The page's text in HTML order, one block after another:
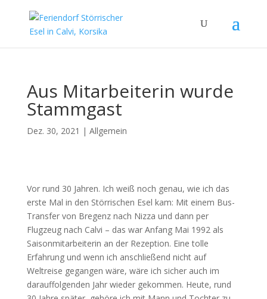
Aus Mitarbeiterin wurde
Stammgast
Dez. 30, 2021 | Allgemein
Vor rund 30 Jahren. Ich weiß noch genau, wie ich das
erste Mal in den Störrischen Esel kam: Mit einem Bus-
Transfer von Bregenz nach Nizza und dann per
Flugzeug nach Calvi – das war Anfang Mai 1992 als
Saisonmitarbeiterin an der Rezeption. Eine tolle
Erfahrung und wenn ich anschließend nicht auf
Weltreise gegangen wäre, wäre ich sicher auch im
darauffolgenden Jahr wieder gekommen. Heute, rund